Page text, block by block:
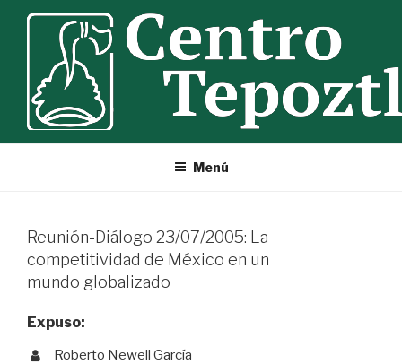
contenido
Menú
Reunión-Diálogo 23/07/2005: La
competitividad de México en un
mundo globalizado
Expuso:
Roberto Newell García